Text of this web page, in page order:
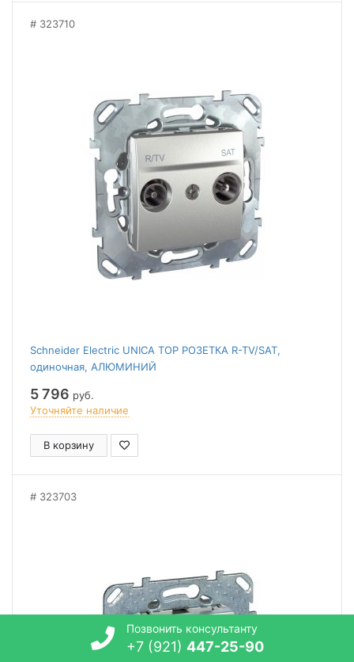
323710
Schneider Electric UNICA TOP РОЗЕТКА R-TV/SAT,
одиночная, АЛЮМИНИЙ
5 796 руб.
Уточняйте наличие
В корзину
323703
Позвонить консультанту
+7 (921) 447-25-90